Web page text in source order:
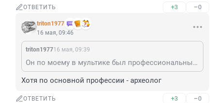
ОТВЕТИТЬ +3 –0
triton1977
16 мая, 09:46
triton197716 мая, 09:39
Он по моему в мультике был профессиональный лингвист и мог мастерски практически на любом галактическом)) И видок заведомо привлекательный - не то что там какие-нить волосатые вуки с S-Wars)
Хотя по основной профессии - археолог
ОТВЕТИТЬ +3 –0